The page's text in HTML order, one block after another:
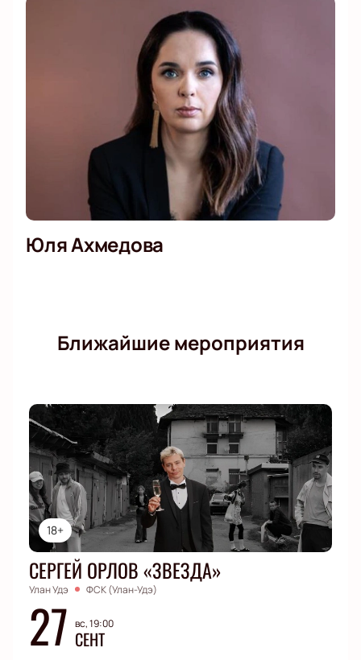
Юля Ахмедова
Ближайшие мероприятия
18+
СЕРГЕЙ ОРЛОВ «ЗВЕЗДА»
Улан Удэ ФСК (Улан-Удэ)
27 вс, 19:00
СЕНТ